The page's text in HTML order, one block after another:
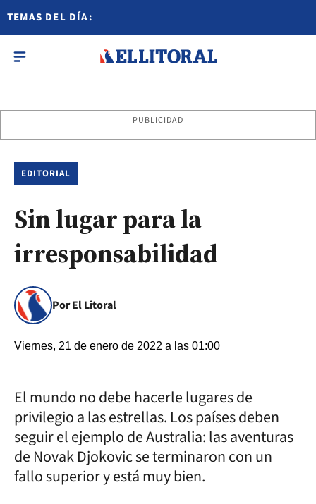
TEMAS DEL DÍA:
PUBLICIDAD
EDITORIAL
Sin lugar para la
irresponsabilidad
Por El Litoral
Viernes, 21 de enero de 2022 a las 01:00
El mundo no debe hacerle lugares de
privilegio a las estrellas. Los países deben
seguir el ejemplo de Australia: las aventuras
de Novak Djokovic se terminaron con un
fallo superior y está muy bien.